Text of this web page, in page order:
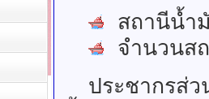
สถานีน้ำ
จำนวนส
ประชากรส่วน